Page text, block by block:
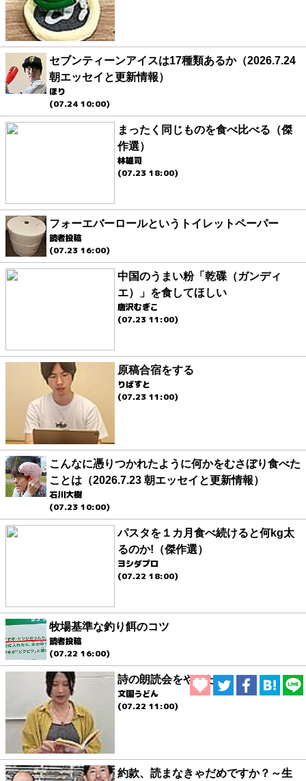
セブンティーンアイスは17種類あるか（2026.7.24
朝エッセイと更新情報）
ほり
(07.24 10:00)
まったく同じものを食べ比べる（傑
作選）
林雄司
(07.23 18:00)
フォーエバーロールというトイレットペーパー
読者投稿
(07.23 16:00)
中国のうまい粉「乾碟（ガンディ
エ）」を食してほしい
唐沢むぎこ
(07.23 11:00)
原稿合宿をする
りばすと
(07.23 11:00)
こんなに憑りつかれたように何かをむさぼり食べた
ことは（2026.7.23 朝エッセイと更新情報）
石川大樹
(07.23 10:00)
パスタを１カ月食べ続けると何kg太
るのか!（傑作選）
ヨシダプロ
(07.22 18:00)
牧場基準な釣り餌のコツ
読者投稿
(07.22 16:00)
詩の朗読会をやりたい
文園うどん
(07.22 11:00)
約款、読まなきゃだめですか？～生